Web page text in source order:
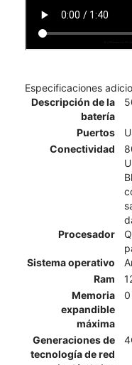
Especificaciones
Descripción de la
batería
Puertos
Conectividad
Procesador
Sistema operativo
Ram
Memoria
expandible
máxima
0
Generaciones de
tecnología de red